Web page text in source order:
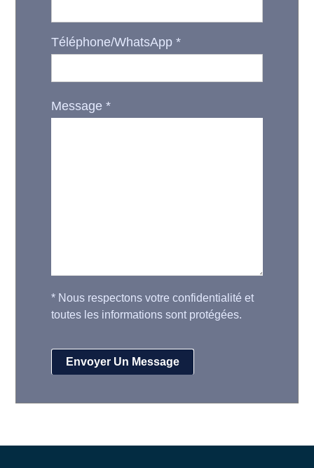
Téléphone/WhatsApp*
Message*
* Nous respectons votre confidentialité et
toutes les informations sont protégées.